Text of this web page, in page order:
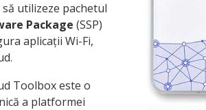
utilizeze pachetul
Package (SSP)
aplicații Wi-Fi,
Toolbox este o
a platformei